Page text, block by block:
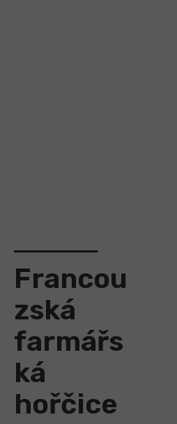
Francou
zská
farmářs
ká
hořčice